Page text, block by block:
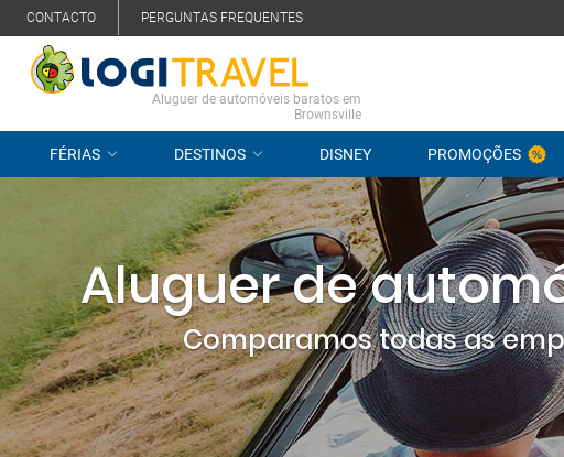
CONTACTO PERGUNTAS FREQUENTES
Aluguer de automóveis baratos em
Brownsville
FÉRIAS DESTINOS DISNEY PROMOÇÕES
Aluguer de
Comparamos todas as